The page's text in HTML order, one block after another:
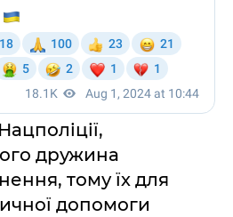
дружина
тому їх для
допомоги